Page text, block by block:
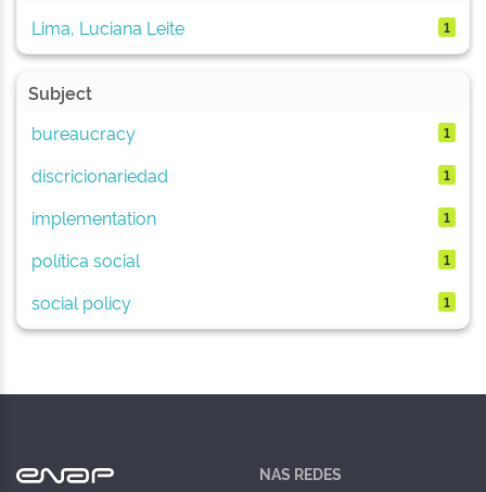
Lima, Luciana Leite
1
Subject
bureaucracy
1
discricionariedad 1
implementation 1
política social 1
social policy 1
NAS REDES